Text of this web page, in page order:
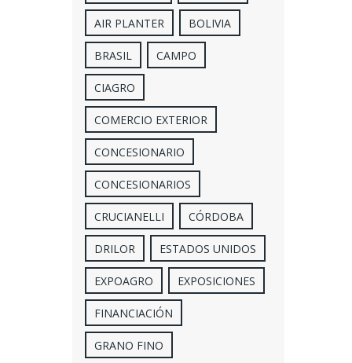
AIR PLANTER BOLIVIA
BRASIL CAMPO
CIAGRO
COMERCIO EXTERIOR
CONCESIONARIO
CONCESIONARIOS
CRUCIANELLI CÓRDOBA
DRILOR ESTADOS UNIDOS
EXPOAGRO EXPOSICIONES
FINANCIACIÓN
GRANO FINO